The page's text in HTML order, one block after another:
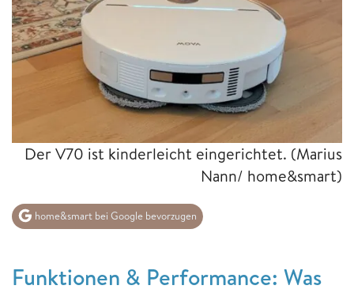
Der V70 ist kinderleicht eingerichtet. (Marius
Nann/ home&smart)
home&smart bei Google bevorzugen
Funktionen & Performance: Was